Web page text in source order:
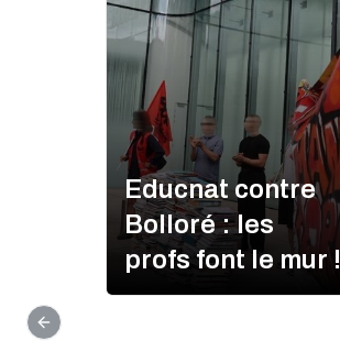
Educnat contre
Bolloré : les
profs font le mur !
Previous slide